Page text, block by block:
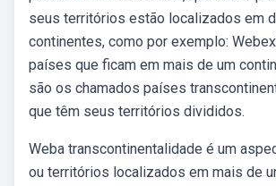
seus territórios estão localizados em
continentes, como por exemplo:
países que ficam em mais de um
são os chamados países
que têm seus territórios divididos.
Weba transcontinentalidade é um
ou territórios localizados em mais de